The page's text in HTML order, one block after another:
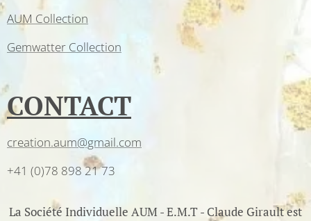
AUM Collection
Gemwatter Collection
CONTACT
creation.aum@gmail.com
+41 (0)78 898 21 73
La Société Individuelle AUM - E.M.T - Claude Girault est